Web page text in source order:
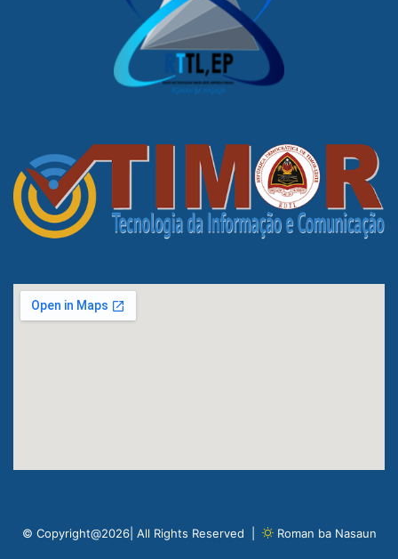
© Copyright@2026| All Rights Reserved | Roman ba Nasaun